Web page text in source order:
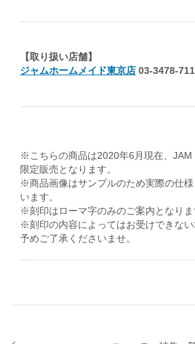
【取り扱い店舗】
ジャムホームメイド東京店03-3478-
※こちらの商品は2020年6月現在、JAM
限定販売となります。
※商品画像はサンプルのため実際の仕
います。
※刻印はローマ字のみのご案内となりま
※刻印の内容によってはお受けできない
予めご了承くださいませ。